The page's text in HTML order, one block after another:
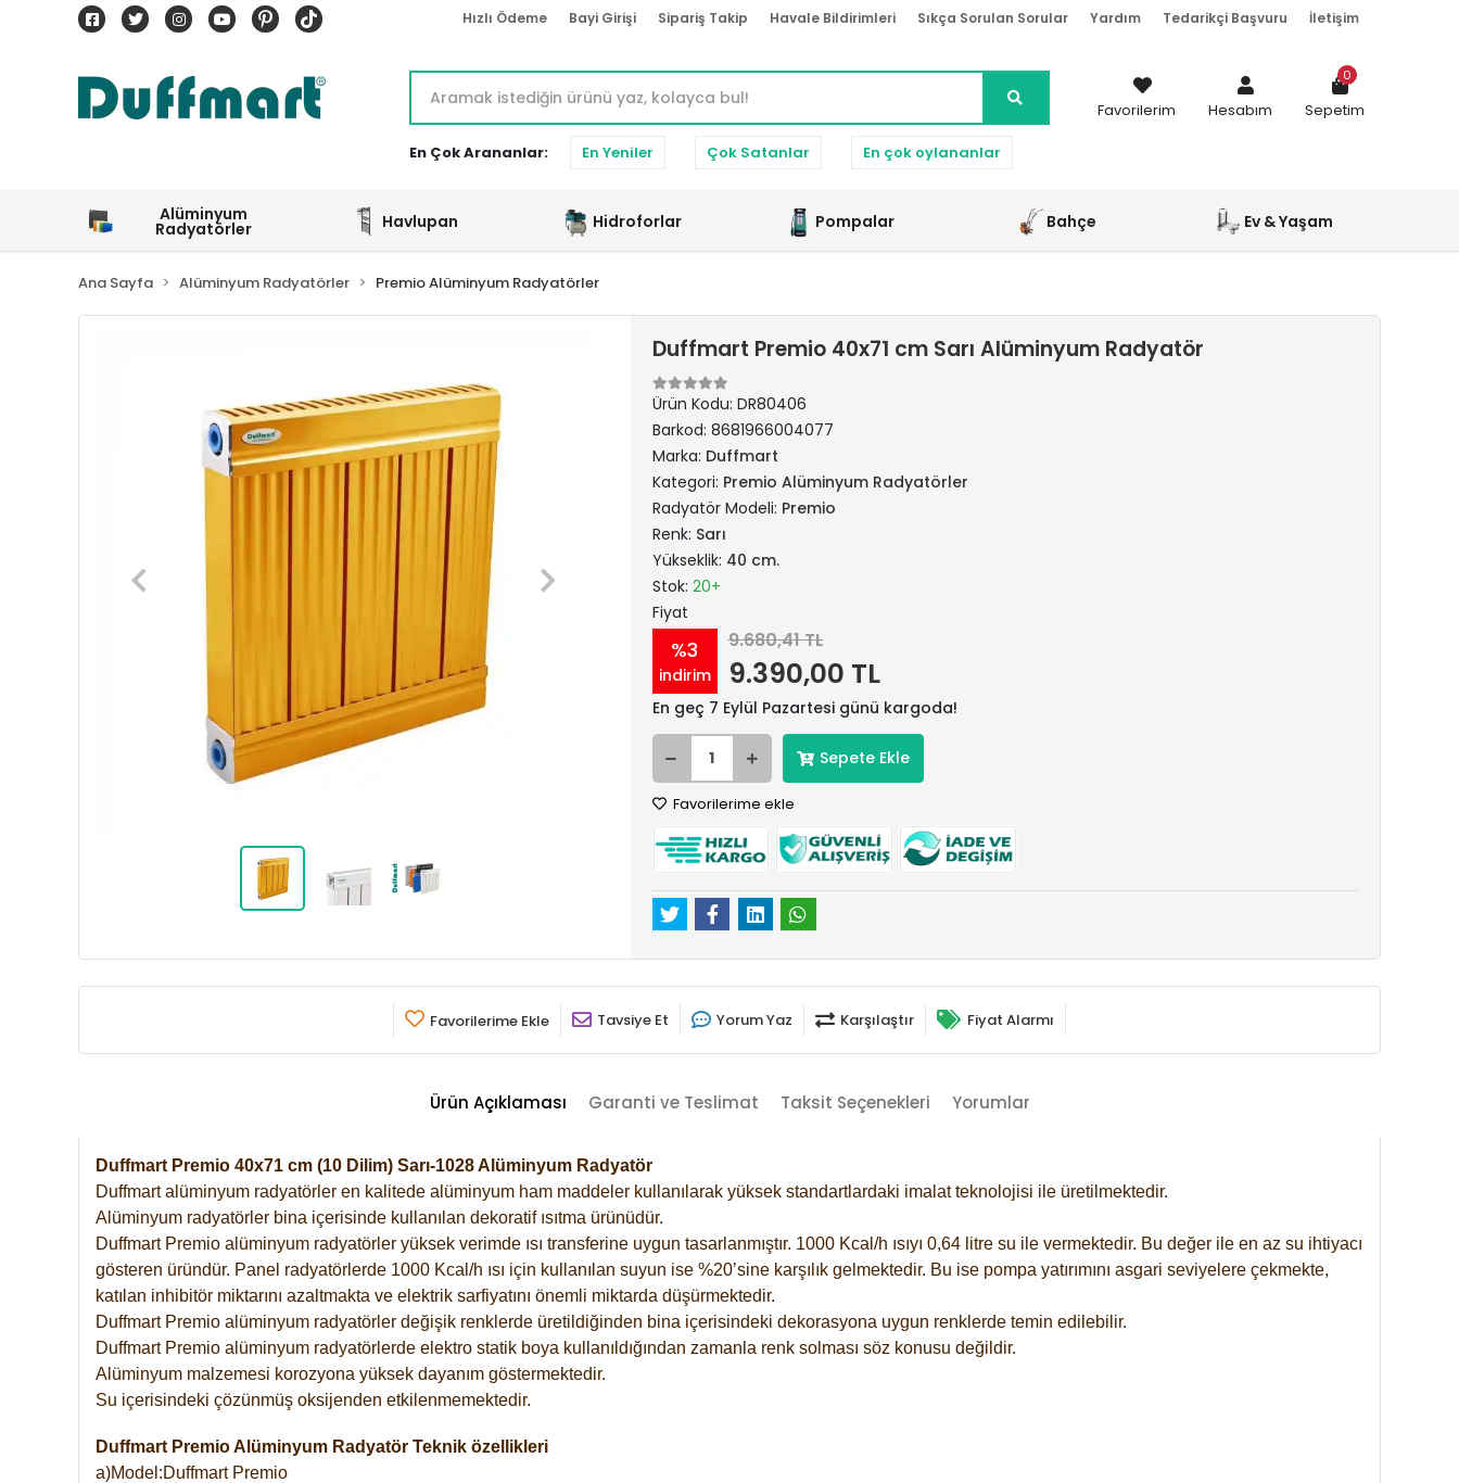
Hızlı Ödeme Bayi Girişi Sipariş Takip Havale Bildirimleri Sıkça Sorulan Sorular Yardım Tedarikçi Başvuru İletişim
En Çok Arananlar: En Yeniler Çok Satanlar En çok oylananlar
Favorilerim Hesabım Sepetim
0
Alüminyum
Radyatörler Havlupan Hidroforlar Pompalar Bahçe Ev & Yaşam
Ana Sayfa Alüminyum Radyatörler Premio Alüminyum Radyatörler
Duffmart Premio 40x71 cm Sarı Alüminyum Radyatör
Ürün Kodu: DR80406
Barkod: 8681966004077
Marka: Duffmart
Kategori: Premio Alüminyum Radyatörler
Radyatör Modeli: Premio
Renk: Sarı
Yükseklik: 40 cm.
Stok: 20+
Fiyat
%3
indirim
9.680,41 TL
9.390,00 TL
En geç 7 Eylül Pazartesi günü kargoda!
Sepete Ekle
Favorilerime ekle
Favorilerime Ekle Tavsiye Et Yorum Yaz Karşılaştır Fiyat Alarmı
Ürün Açıklaması Garanti ve Teslimat Taksit Seçenekleri Yorumlar
Duffmart Premio 40x71 cm (10 Dilim) Sarı-1028 Alüminyum Radyatör
Duffmart alüminyum radyatörler en kalitede alüminyum ham maddeler kullanılarak yüksek standartlardaki imalat teknolojisi ile üretilmektedir.
Alüminyum radyatörler bina içerisinde kullanılan dekoratif ısıtma ürünüdür.
Duffmart Premio alüminyum radyatörler yüksek verimde ısı transferine uygun tasarlanmıştır. 1000 Kcal/h ısıyı 0,64 litre su ile vermektedir. Bu değer ile en az su ihtiyacı
gösteren üründür. Panel radyatörlerde 1000 Kcal/h ısı için kullanılan suyun ise %20’sine karşılık gelmektedir. Bu ise pompa yatırımını asgari seviyelere çekmekte,
katılan inhibitör miktarını azaltmakta ve elektrik sarfiyatını önemli miktarda düşürmektedir.
Duffmart Premio alüminyum radyatörler değişik renklerde üretildiğinden bina içerisindeki dekorasyona uygun renklerde temin edilebilir.
Duffmart Premio alüminyum radyatörlerde elektro statik boya kullanıldığından zamanla renk solması söz konusu değildir.
Alüminyum malzemesi korozyona yüksek dayanım göstermektedir.
Su içerisindeki çözünmüş oksijenden etkilenmemektedir.
Duffmart Premio Alüminyum Radyatör Teknik özellikleri
a)Model:Duffmart Premio